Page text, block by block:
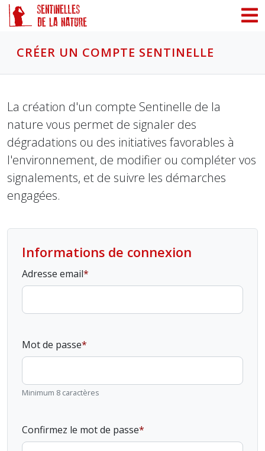
CRÉER UN COMPTE SENTINELLE
La création d'un compte Sentinelle de la
nature vous permet de signaler des
dégradations ou des initiatives favorables à
l'environnement, de modifier ou compléter vos
signalements, et de suivre les démarches
engagées.
Informations de connexion
Adresse email
Mot de passe
Minimum 8 caractères
Confirmez le mot de passe
Panneau de gestion des cookies